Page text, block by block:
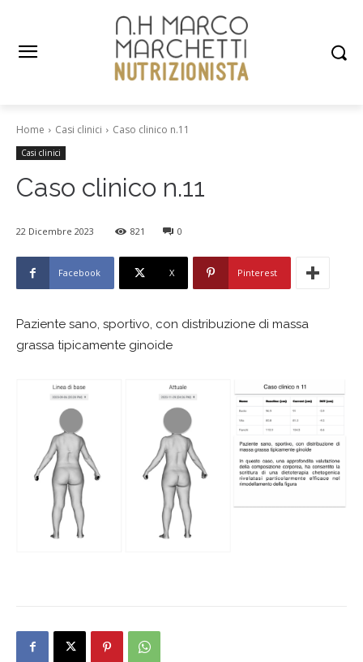
Home Casi clinici Caso clinico n.11
Casi clinici
Caso clinico n.11
22 Dicembre 2023 821 0
Facebook X Pinterest
Paziente sano, sportivo, con distribuzione di massa
grassa tipicamente ginoide